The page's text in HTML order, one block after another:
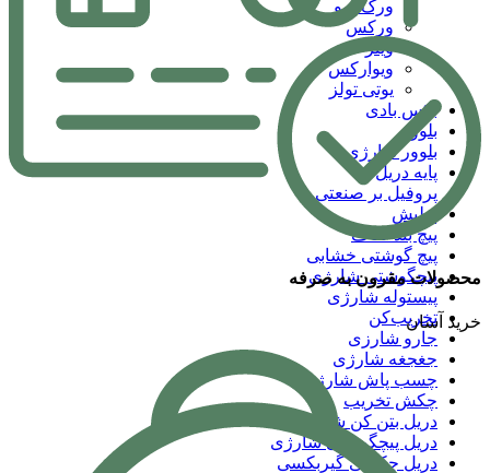
ورک پرو
ورکس
وینر
ویوارکس
یوتی تولز
بکس بادی
بلوور
بلوور شارژی
پایه دریل
پروفیل بر صنعتی
پولیش
پیچ بند کناف
پیچ گوشتی خشابی
پیچگوشتی شارژی
پیستوله شارژی
تخریب‌کن
جارو شارزی
جغجغه شارژی
چسب پاش شارژی
چکش تخریب
دریل بتن کن شارژی
دریل پیچگوشتی شارژی
دریل چکشی گیربکسی
محصولات مقرون به صرفه
خرید آسان